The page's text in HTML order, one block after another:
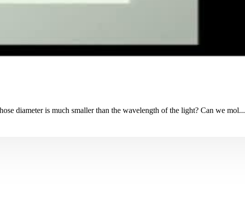
diameter is much smaller than the wavelength of the light? Can we mol...